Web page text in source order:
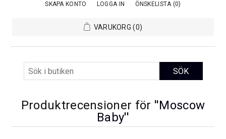
SKAPA KONTO LOGGA IN ÖNSKELISTA (0)
VARUKORG (0)
Produktrecensioner för
Moscow
Baby